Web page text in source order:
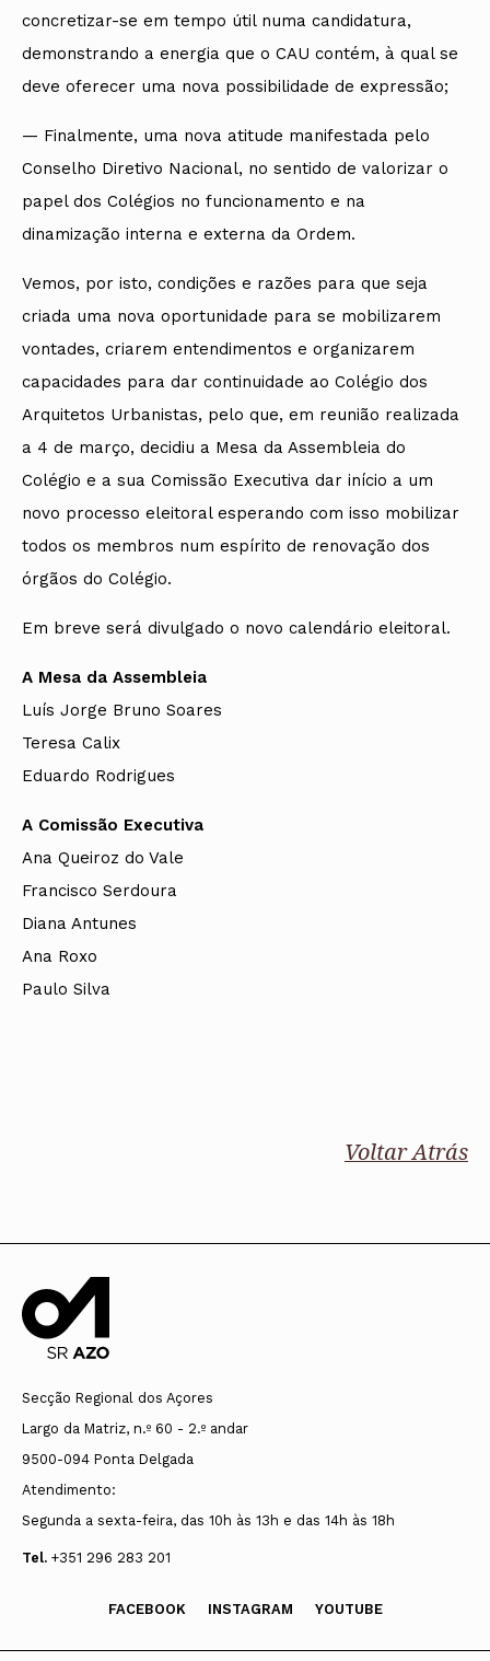
concretizar-se em tempo útil numa candidatura,
demonstrando a energia que o CAU contém, à qual se
deve oferecer uma nova possibilidade de expressão;
— Finalmente, uma nova atitude manifestada pelo
Conselho Diretivo Nacional, no sentido de valorizar o
papel dos Colégios no funcionamento e na
dinamização interna e externa da Ordem.
Vemos, por isto, condições e razões para que seja
criada uma nova oportunidade para se mobilizarem
vontades, criarem entendimentos e organizarem
capacidades para dar continuidade ao Colégio dos
Arquitetos Urbanistas, pelo que, em reunião realizada
a 4 de março, decidiu a Mesa da Assembleia do
Colégio e a sua Comissão Executiva dar início a um
novo processo eleitoral esperando com isso mobilizar
todos os membros num espírito de renovação dos
órgãos do Colégio.
Em breve será divulgado o novo calendário eleitoral.
A Mesa da Assembleia
Luís Jorge Bruno Soares
Teresa Calix
Eduardo Rodrigues
A Comissão Executiva
Ana Queiroz do Vale
Francisco Serdoura
Diana Antunes
Ana Roxo
Paulo Silva
Voltar Atrás
Secção Regional dos Açores
Largo da Matriz, n.º 60 - 2.º andar
9500-094 Ponta Delgada
Atendimento:
Segunda a sexta-feira, das 10h às 13h e das 14h às 18h
Tel. +351 296 283 201
FACEBOOK INSTAGRAM YOUTUBE